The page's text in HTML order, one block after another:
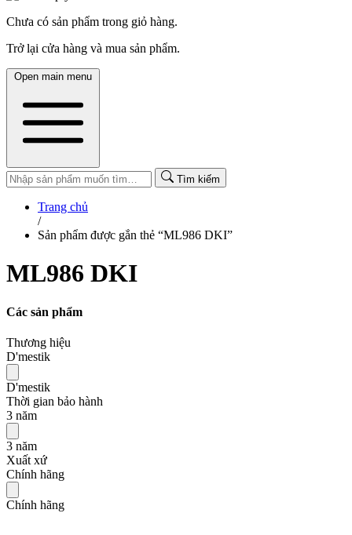
Chưa có sản phẩm trong giỏ hàng.
Trở lại cửa hàng và mua sản phẩm.
Open main menu
Tìm kiếm
Trang chủ
/
Sản phẩm được gắn thẻ “ML986 DKI”
ML986 DKI
Các sản phẩm
Thương hiệu
D'mestik
D'mestik
Thời gian bảo hành
3 năm
3 năm
Xuất xứ
Chính hãng
Chính hãng